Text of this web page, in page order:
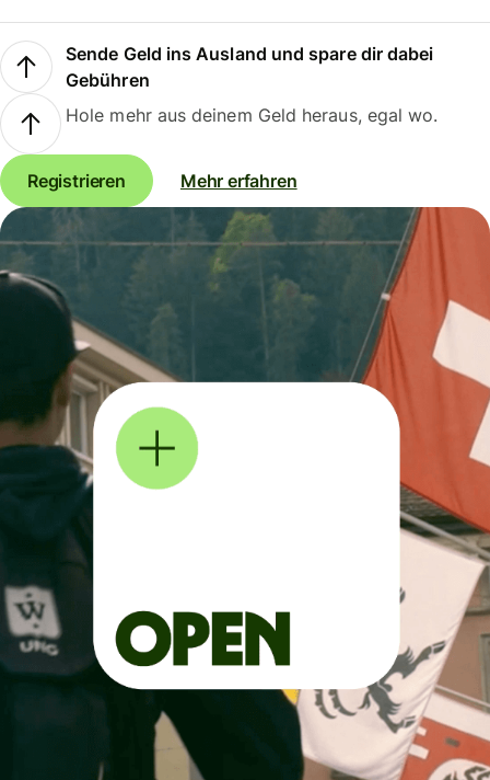
Sende Geld ins Ausland und spare dir dabei
Gebühren
Hole mehr aus deinem Geld heraus, egal wo.
Registrieren Mehr erfahren